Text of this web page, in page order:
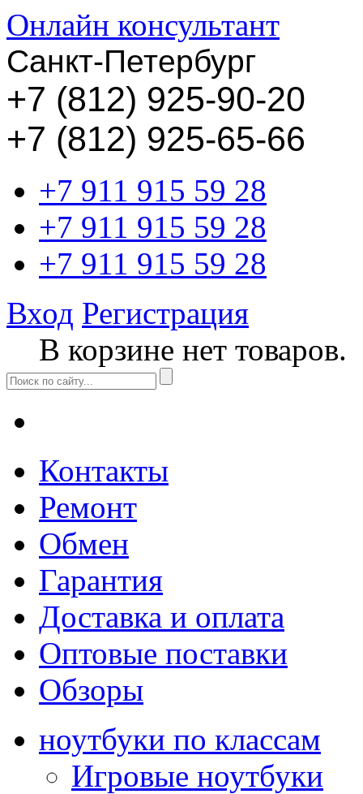
Онлайн консультант
Санкт-Петербург
+7 (812) 925-90-20
+7 (812) 925-65-66
+7 911 915 59 28
+7 911 915 59 28
+7 911 915 59 28
Вход Регистрация
В корзине нет товаров.
Контакты
Ремонт
Обмен
Гарантия
Доставка и оплата
Оптовые поставки
Обзоры
ноутбуки по классам
Игровые ноутбуки